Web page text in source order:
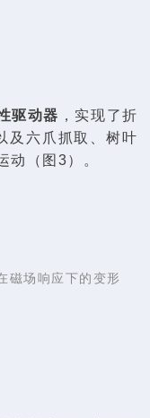
驱动器 ，实现了折
及六爪抓取、树叶
动（图3）。
磁场响应下的变形